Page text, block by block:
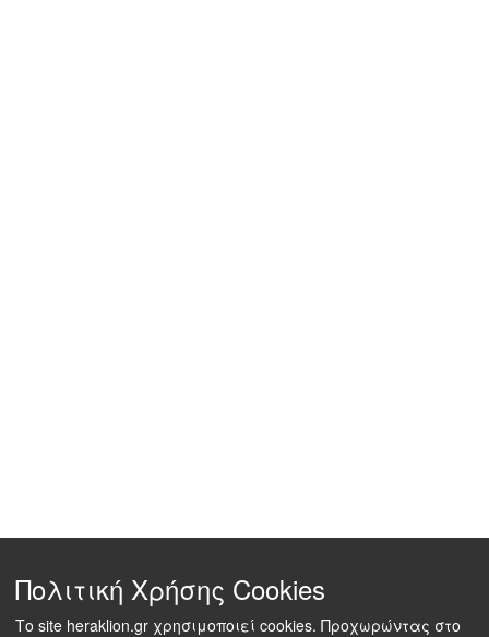
Πολιτική Χρήσης Cookies
Το site heraklion.gr χρησιμοποιεί cookies. Προχωρώντας στο